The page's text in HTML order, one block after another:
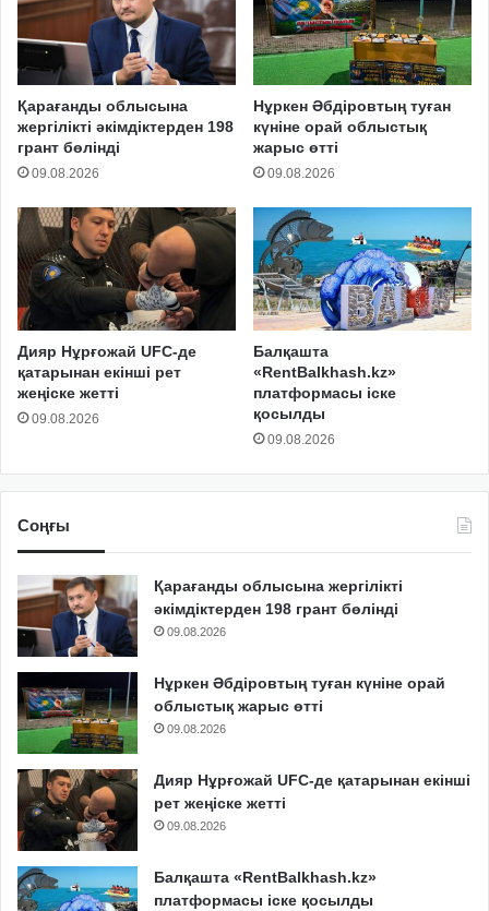
Қарағанды облысына
жергілікті әкімдіктерден 198
грант бөлінді
09.08.2026
Нұркен Әбдіровтың туған
күніне орай облыстық
жарыс өтті
09.08.2026
Дияр Нұрғожай UFC-де
қатарынан екінші рет
жеңіске жетті
09.08.2026
Балқашта
«RentBalkhash.kz»
платформасы іске
қосылды
09.08.2026
Соңғы
Қарағанды облысына жергілікті
әкімдіктерден 198 грант бөлінді
09.08.2026
Нұркен Әбдіровтың туған күніне орай
облыстық жарыс өтті
09.08.2026
Дияр Нұрғожай UFC-де қатарынан екінші
рет жеңіске жетті
09.08.2026
Балқашта «RentBalkhash.kz»
платформасы іске қосылды